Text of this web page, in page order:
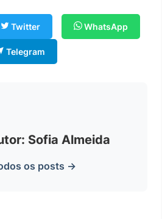
Twitter WhatsApp
Telegram
Sofia Almeida
os posts →